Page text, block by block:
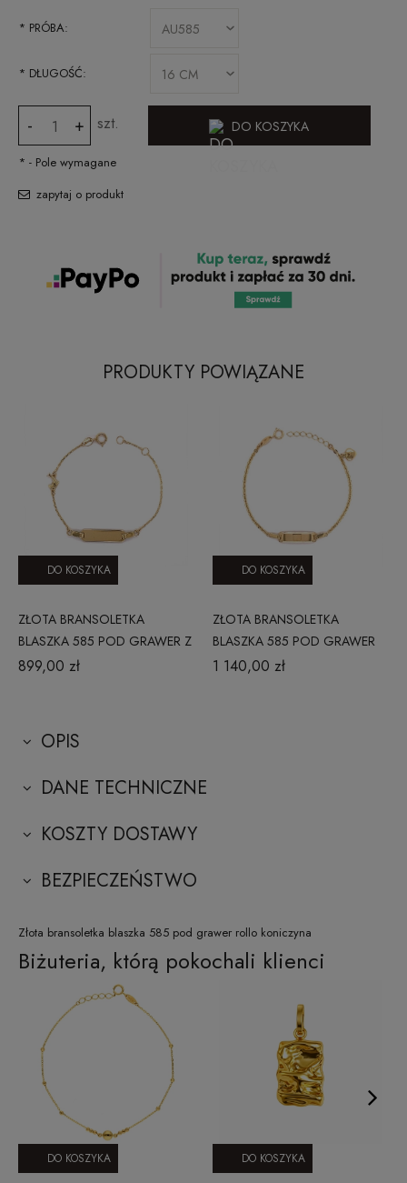
* PRÓBA:
* DŁUGOŚĆ:
- + szt. DO KOSZYKA
* - Pole wymagane
zapytaj o produkt
PRODUKTY POWIĄZANE
ZŁOTA BRANSOLETKA
BLASZKA 585 POD GRAWER Z
DELFINKIEM
899,00 zł
DO KOSZYKA
ZŁOTA BRANSOLETKA
BLASZKA 585 POD GRAWER
ROLLO SERCE GŁADKIE
1 140,00 zł
DO KOSZYKA
OPIS
DANE TECHNICZNE
KOSZTY DOSTAWY
BEZPIECZEŃSTWO
Złota bransoletka blaszka 585 pod grawer rollo koniczyna
Biżuteria, którą pokochali klienci
DO KOSZYKA DO KOSZYKA